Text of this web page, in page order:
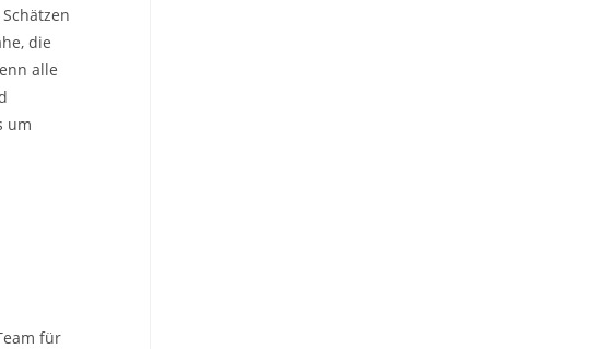
die
alle
um
für